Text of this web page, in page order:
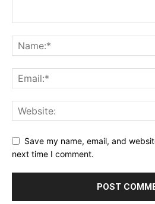
Save my name, email, and
next time I comment.